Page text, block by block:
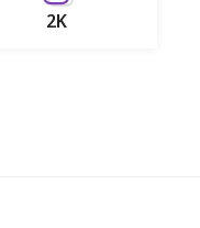
2K